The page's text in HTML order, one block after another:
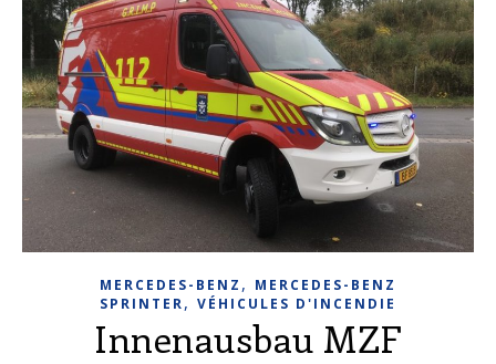
MERCEDES-BENZ , MERCEDES-BENZ
SPRINTER, VÉHICULES D'INCENDIE
Innenausbau MZF